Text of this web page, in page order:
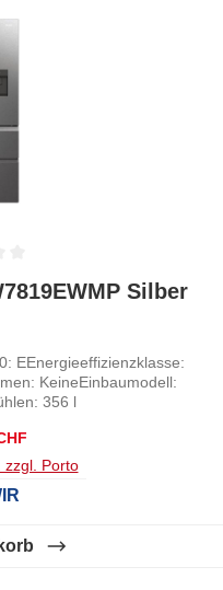
0 von 5 Sternen
Silber
EEnergieeffizienzklasse:
KeineEinbaumodell:
356 l
Preis:
zzgl. Porto